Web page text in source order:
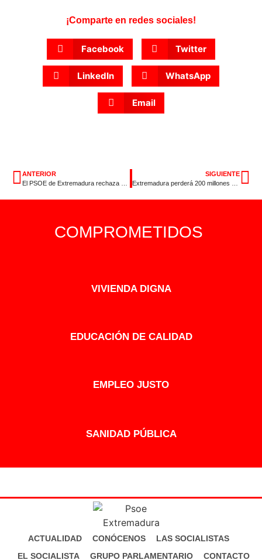
¡Comparte en redes sociales!
Facebook Twitter
LinkedIn WhatsApp
Email
ANTERIOR
SIGUIENTE
COMPROMETIDOS
VIVIENDA DIGNA
EDUCACIÓN DE CALIDAD
EMPLEO JUSTO
SANIDAD PÚBLICA
ACTUALIDAD CONÓCENOS
LAS SOCIALISTAS
EL SOCIALISTA
GRUPO PARLAMENTARIO CONTACTO